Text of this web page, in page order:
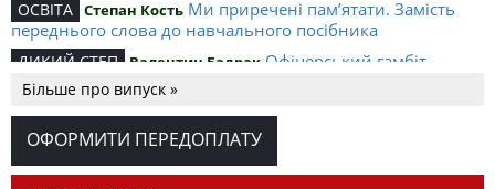
ОСВІТА Степан Кость Ми приречені пам’ятати. Замість
переднього слова до навчального посібника
ДИКИЙ СТЕП Валентин Бадрак Офіцерський гамбіт.
Політичний роман
СОЦІОЕКОЛОГІЯ Юрій СаєнкоЧорнобиль–Фукусіма:
комфортно-споживацький колапс
СОЦІОЛОГІЯ Юрій Саєнко,Володимир Піддубний
Більше про випуск »
ОФОРМИТИ ПЕРЕДОПЛАТУ